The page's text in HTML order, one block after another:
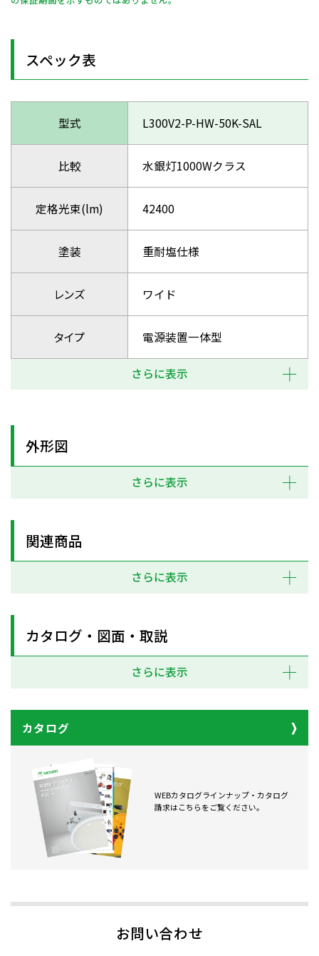
スペック表
型式 L300V2-P-HW-50K-SAL
比較 水銀灯1000Wクラス
定格光束(lm) 42400
塗装 重耐塩仕様
レンズ ワイド
タイプ 電源装置一体型
さらに表示
外形図
さらに表示
関連商品
さらに表示
カタログ・図面・取説
さらに表示
カタログ
WEBカタログラインナップ・カタログ
請求はこちらをご覧ください。
お問い合わせ